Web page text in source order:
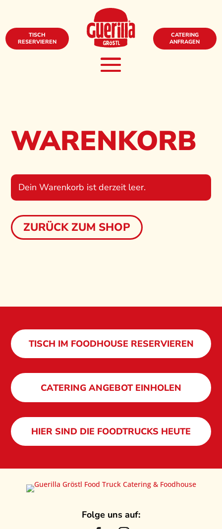
TISCH
RESERVIEREN
CATERING
ANFRAGEN
WARENKORB
Dein Warenkorb ist derzeit leer.
ZURÜCK ZUM SHOP
TISCH IM FOODHOUSE RESERVIEREN
CATERING ANGEBOT EINHOLEN
HIER SIND DIE FOODTRUCKS HEUTE
Folge uns auf: